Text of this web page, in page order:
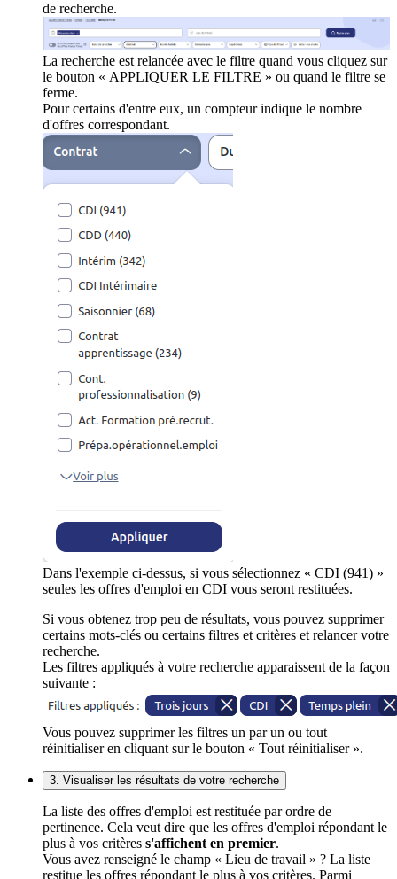
de recherche.
La recherche est relancée avec le filtre quand vous cliquez sur
le bouton « APPLIQUER LE FILTRE » ou quand le filtre se
ferme.
Pour certains d'entre eux, un compteur indique le nombre
d'offres correspondant.
Dans l'exemple ci-dessus, si vous sélectionnez « CDI (941) »
seules les offres d'emploi en CDI vous seront restituées.
Si vous obtenez trop peu de résultats, vous pouvez supprimer
certains mots-clés ou certains filtres et critères et relancer votre
recherche.
Les filtres appliqués à votre recherche apparaissent de la façon
suivante :
Vous pouvez supprimer les filtres un par un ou tout
réinitialiser en cliquant sur le bouton « Tout réinitialiser ».
3. Visualiser les résultats de votre recherche
La liste des offres d'emploi est restituée par ordre de
pertinence. Cela veut dire que les offres d'emploi répondant le
plus à vos critères s'affichent en premier.
Vous avez renseigné le champ « Lieu de travail » ? La liste
restitue les offres répondant le plus à vos critères. Parmi